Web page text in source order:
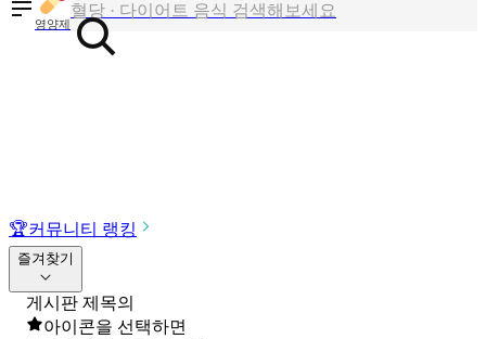
영양제
혈당 · 다이어트 음식 검색해보세요
음식 · 영양제 리뷰를 찾아보세요
🏆커뮤니티 랭킹
즐겨찾기
게시판 제목의
아이콘을 선택하면